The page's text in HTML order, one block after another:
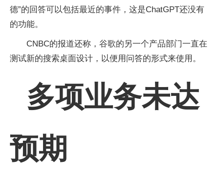
德”的回答可以包括最近的事件，这是ChatGPT还没有
的功能。
CNBC的报道还称，谷歌的另一个产品部门一直在
测试新的搜索桌面设计，以便用问答的形式来使用。
多项业务未达
预期